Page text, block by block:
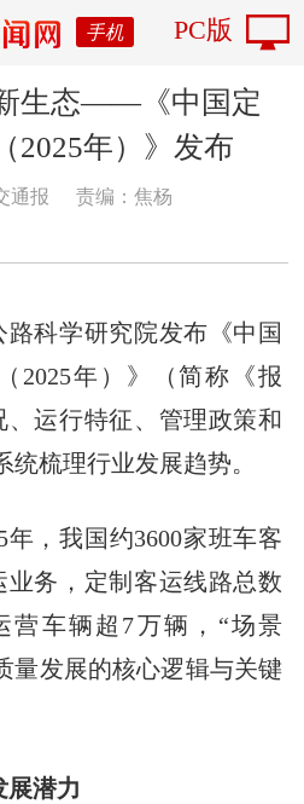
手机 PC版
生态——《中国定
2025年）》发布
通报
责编：焦杨
科学研究院发布《中国
2025年）》（简称《报
运行特征、管理政策和
梳理行业发展趋势。
年，我国约3600家班车客
务，定制客运线路总数
营车辆超7万辆，“场景
量发展的核心逻辑与关键
展潜力